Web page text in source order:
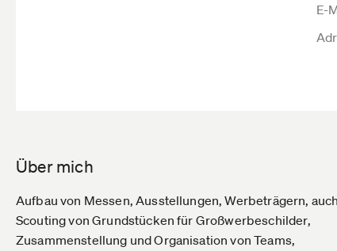
E-
Über mich
Aufbau von Messen, Ausstellungen, Werbeträgern,
Scouting von Grundstücken für Großwerbeschilder,
Zusammenstellung und Organisation von Teams,